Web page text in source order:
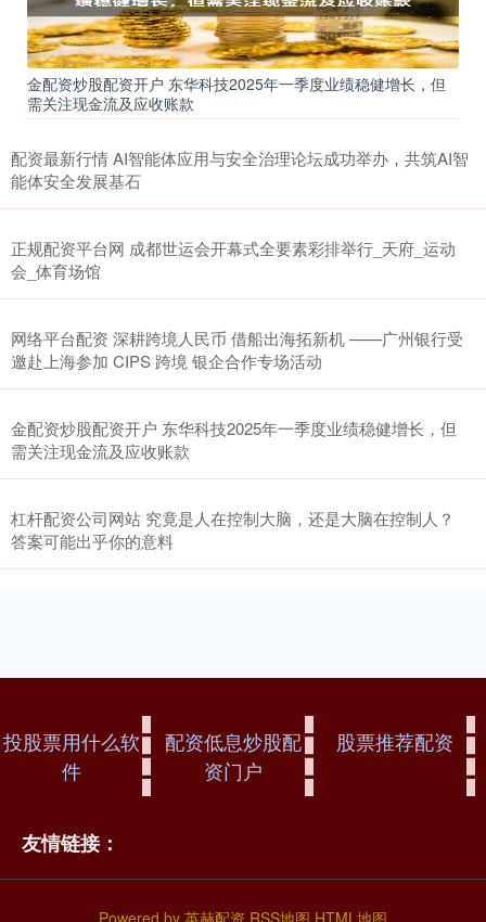
金配资炒股配资开户 东华科技2025年一季度业绩稳健增长，但
需关注现金流及应收账款
配资最新行情 AI智能体应用与安全治理论坛成功举办，共筑AI智
能体安全发展基石
正规配资平台网 成都世运会开幕式全要素彩排举行_天府_运动
会_体育场馆
网络平台配资 深耕跨境人民币 借船出海拓新机 ——广州银行受
邀赴上海参加 CIPS 跨境 银企合作专场活动
金配资炒股配资开户 东华科技2025年一季度业绩稳健增长，但
需关注现金流及应收账款
杠杆配资公司网站 究竟是人在控制大脑，还是大脑在控制人？
答案可能出乎你的意料
投股票用什么软
件
配资低息炒股配
资门户
股票推荐配资
友情链接：